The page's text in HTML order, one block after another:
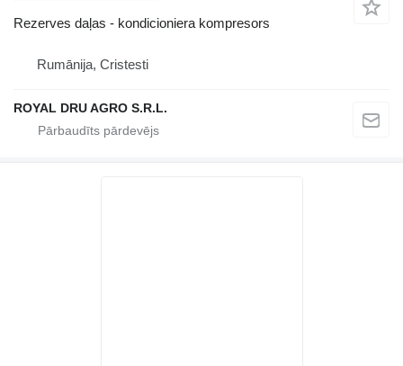
Rezerves daļas - kondicioniera kompresors
Rumānija, Cristesti
ROYAL DRU AGRO S.R.L.